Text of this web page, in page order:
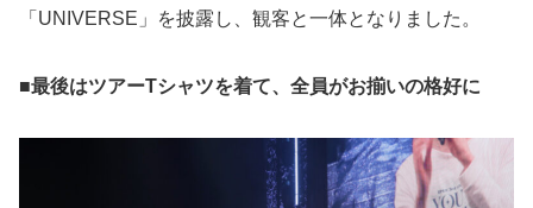
「UNIVERSE」を披露し、観客と一体となりました。
■最後はツアーTシャツを着て、全員がお揃いの格好に